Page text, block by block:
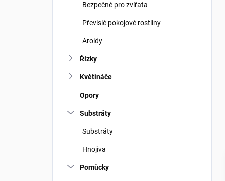
Bezpečné pro zvířata
Převislé pokojové rostliny
Aroidy
Řízky
Květináče
Opory
Substráty
Substráty
Hnojiva
Pomůcky